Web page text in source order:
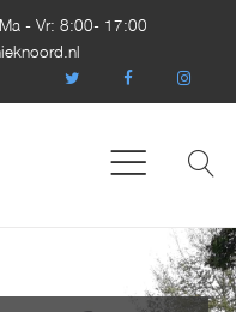
Ma - Vr: 8:00- 17:00